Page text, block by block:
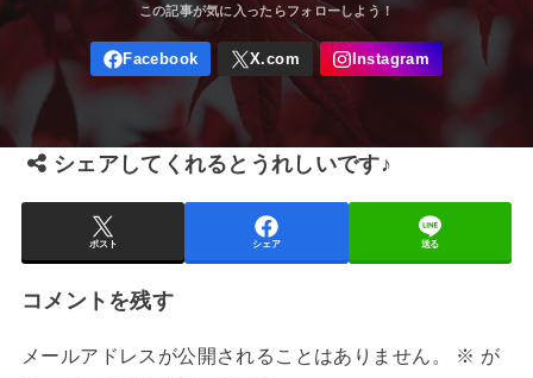
シェアしてくれるとうれしいです♪
ポスト シェア 送る
コメントを残す
メールアドレスが公開されることはありません。 ※ が